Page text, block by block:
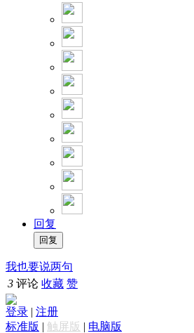
回复
我也要说两句
3 评论 收藏 赞
登录 | 注册
标准版 | 触屏版 | 电脑版